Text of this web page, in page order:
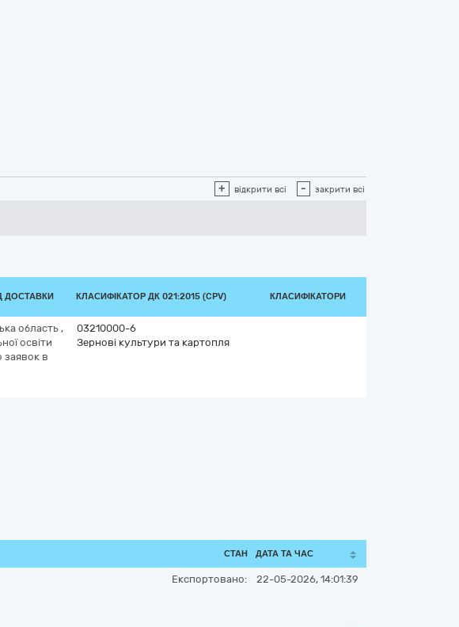
+ відкрити всі - закрити всі
ДОСТАВКИ КЛАСИФІКАТОР ДК 021:2015 (CPV) КЛАСИФІКАТОРИ
область,
освіти
заявок в
03210000-6
Зернові культури та картопля
СТАН ДАТА ТА ЧАС
Експортовано: 22-05-2026, 14:01:39